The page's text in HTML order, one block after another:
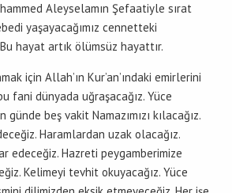
Aleyselamın Şefaatiyle sırat
yaşayacağımız cennetteki
hayat artık ölümsüz hayattır.
için Allah’ın Kur’an’ındaki emirlerini
fani dünyada uğraşacağız. Yüce
günde beş vakit Namazımızı kılacağız.
Haramlardan uzak olacağız.
edeceğiz. Hazreti peygamberimize
Kelimeyi tevhit okuyacağız. Yüce